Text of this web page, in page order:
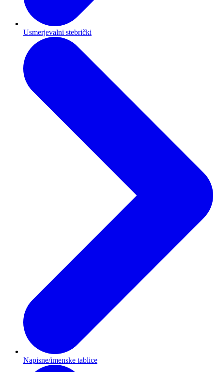
Usmerjevalni stebrički
Napisne/imenske tablice